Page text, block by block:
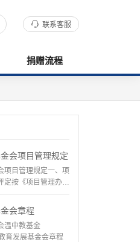
联系客服
捐赠流程
会项目管理规定
项目管理规定一、项
定按《项目管理办
会章程
温中教基金
州中学教育发展基金会章程